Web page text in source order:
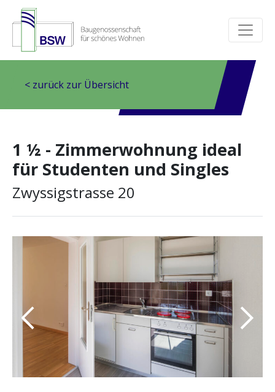
< zurück zur Übersicht
1 ½ - Zimmerwohnung ideal
für Studenten und Singles
Zwyssigstrasse 20